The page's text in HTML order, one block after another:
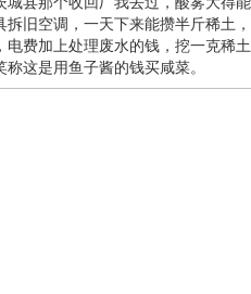
旧空调，一天下来能攒半斤稀土，
费加上处理废水的钱，挖一克稀土
这是用鱼子酱的钱买咸菜。